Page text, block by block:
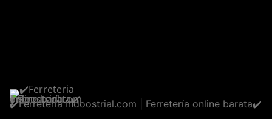
✔️Ferreteria Indoostrial.com | Ferretería online barata✔️